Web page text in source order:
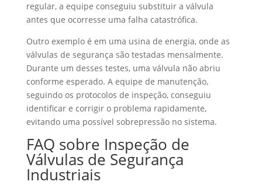
regular, a equipe conseguiu substituir a válvula
antes que ocorresse uma falha catastrófica.
Outro exemplo é em uma usina de energia, onde as
válvulas de segurança são testadas mensalmente.
Durante um desses testes, uma válvula não abriu
conforme esperado. A equipe de manutenção,
seguindo os protocolos de inspeção, conseguiu
identificar e corrigir o problema rapidamente,
evitando uma possível sobrepressão no sistema.
FAQ sobre Inspeção de
Válvulas de Segurança
Industriais